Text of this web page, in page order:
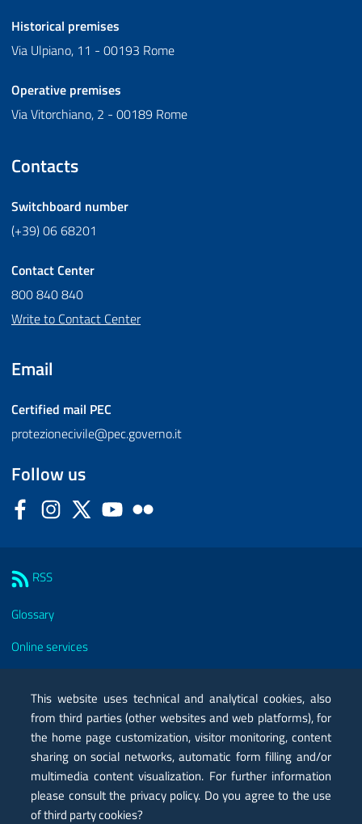
Historical premises
Via Ulpiano, 11 - 00193 Rome
Operative premises
Via Vitorchiano, 2 - 00189 Rome
Contacts
Switchboard number
(+39) 06 68201
Contact Center
800 840 840
Write to Contact Center
Email
Certified mail PEC
protezionecivile@pec.governo.it
Follow us
FacebookInstagram
Twitter YouTube
RSS
Glossary
Online services
Certified mail PEC
Privacy
Legal notes
Contacts
This website uses technical and analytical cookies, also
from third parties (other websites and web platforms), for
the home page customization, visitor monitoring, content
sharing on social networks, automatic form filling and/or
multimedia content visualization. For further information
please consult the privacy policy. Do you agree to the use
of third party cookies?